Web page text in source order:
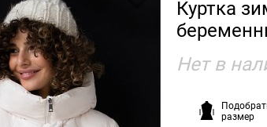
Куртка
Нет в
размер